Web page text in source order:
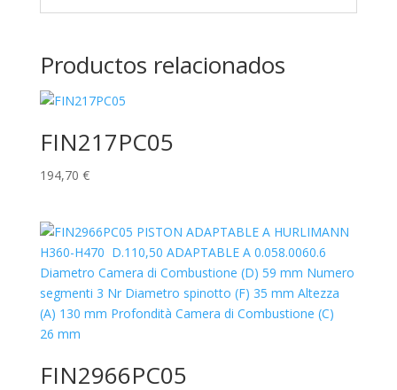
Productos relacionados
FIN217PC05
194,70 €
FIN2966PC05